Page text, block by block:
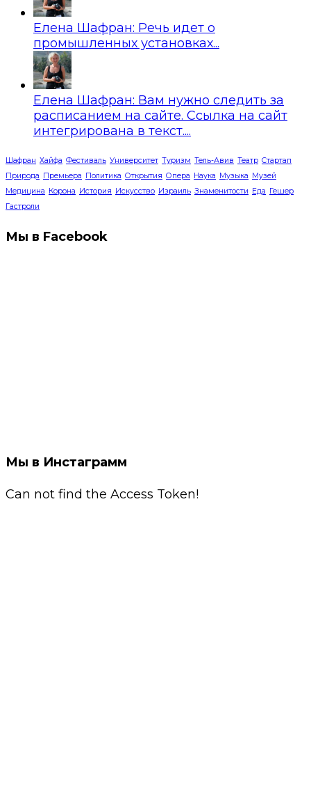
Елена Шафран: Речь идет о
промышленных установках...
Елена Шафран: Вам нужно следить за
расписанием на сайте. Ссылка на сайт
интегрирована в текст....
Шафран Хайфа Фестиваль Университет Туризм Тель-Авив Театр Стартап
Природа Премьера Политика Открытия Опера Наука Музыка Музей
Медицина Корона История Искусство Израиль Знаменитости Еда Гешер
Гастроли
Мы в Facebook
Мы в Инстаграмм
Can not find the Access Token!